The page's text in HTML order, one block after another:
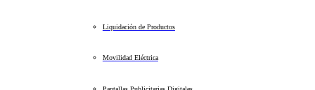
Liquidación de Productos
Movilidad Eléctrica